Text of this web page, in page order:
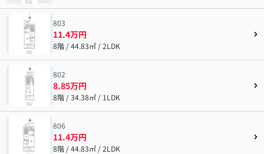
803
11.4万円
8階 / 44.83㎡ / 2LDK
802
8.85万円
8階 / 34.38㎡ / 1LDK
806
11.4万円
8階 / 44.83㎡ / 2LDK